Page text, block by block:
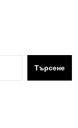
Търсене